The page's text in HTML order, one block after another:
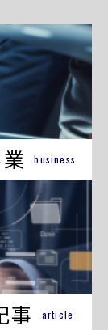
business
事 article